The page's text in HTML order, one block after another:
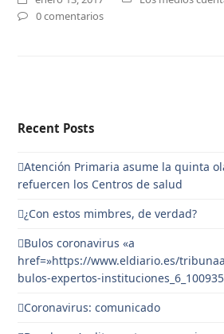
0 comentarios
Recent Posts
Atención Primaria asume la quinta
refuercen los Centros de salud
¿Con estos mimbres, de verdad?
Bulos coronavirus «a
href=»https://www.eldiario.es/
bulos-expertos-
Coronavirus: comunicado